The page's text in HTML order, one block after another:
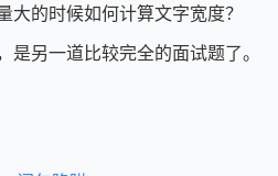
大的时候如何计算文字宽度？
另一道比较完全的面试题了。